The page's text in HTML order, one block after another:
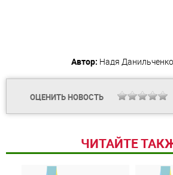
Автор: Надя Данильченко
ОЦЕНИТЬ НОВОСТЬ
ЧИТАЙТЕ